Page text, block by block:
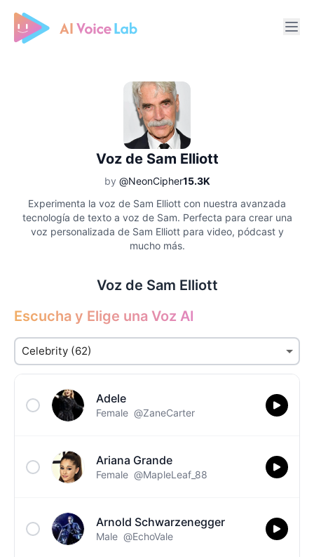
Free AI Cover & AI Voice Over
Voz de Sam Elliott
by @NeonCipher15.3K
Experimenta la voz de Sam Elliott con nuestra avanzada
tecnología de texto a voz de Sam. Perfecta para crear una
voz personalizada de Sam Elliott para video, pódcast y
mucho más.
Voz de Sam Elliott
Escucha y Elige una Voz AI
Adele
Female @ZaneCarter
Ariana Grande
Female @MapleLeaf_88
Arnold Schwarzenegger
Male @EchoVale